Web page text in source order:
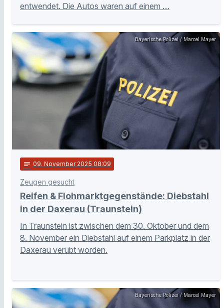
entwendet. Die Autos waren auf einem …
Bayerische Polizei / Marcel Mayer
notes 09. November 2025 08:09
Zeugen gesucht
Reifen & Flohmarktgegenstände: Diebstahl
in der Daxerau (Traunstein)
In Traunstein ist zwischen dem 30. Oktober und dem
8. November ein Diebstahl auf einem Parkplatz in der
Daxerau verübt worden.
Bayerische Polizei / Marcel Mayer